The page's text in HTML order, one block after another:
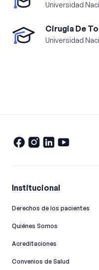
Universidad
Cirugia De
Universidad
Institucional
Derechos de los pacientes
Quiénes Somos
Acreditaciones
Convenios de Salud